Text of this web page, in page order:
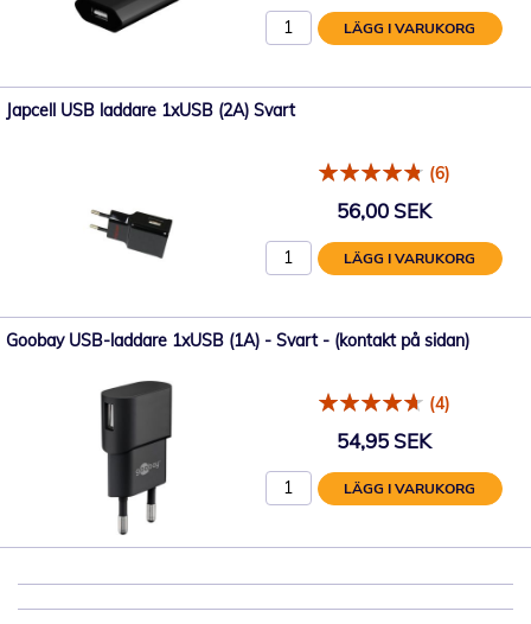
LÄGG I VARUKORG
Japcell USB laddare 1xUSB (2A) Svart
(6)
56,00 SEK
LÄGG I VARUKORG
Goobay USB-laddare 1xUSB (1A) - Svart - (kontakt på sidan)
(4)
54,95 SEK
LÄGG I VARUKORG